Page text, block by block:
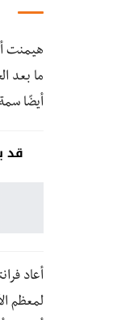
هيمنت
ما بعد
أيضًا
قد
أعاد
لمعظم